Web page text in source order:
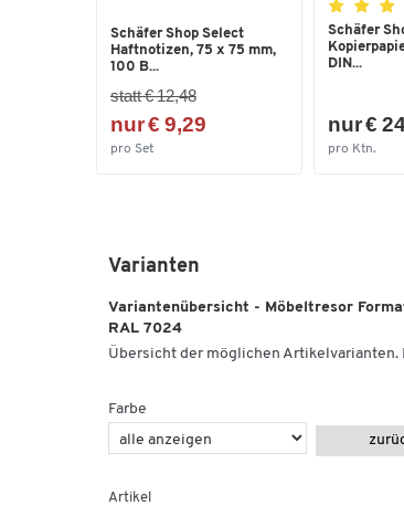
Schäfer Shop Select
Haftnotizen, 75 x 75 mm,
100 B...
statt € 12,48
nur € 9,29
pro Set
Schäfer
DIN...
nur €
pro Ktn.
Varianten
Variantenübersicht - Möbeltresor
RAL 7024
Übersicht der möglichen
Farbe
Artikel